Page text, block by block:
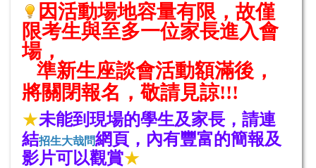
因活動場地容量有限，故僅
限考生與至多一位家長進入會
場，
準新生座談會活動額滿後，
將關閉報名，敬請見諒!!!
★未能到現場的學生及家長 ，請連
結招生大哉問網頁，內有豐富的簡報及
影片可以觀賞★